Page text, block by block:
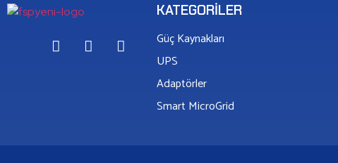
X
KATEGORILER
Güç Kaynakları
UPS
Adaptörler
Smart MicroGrid